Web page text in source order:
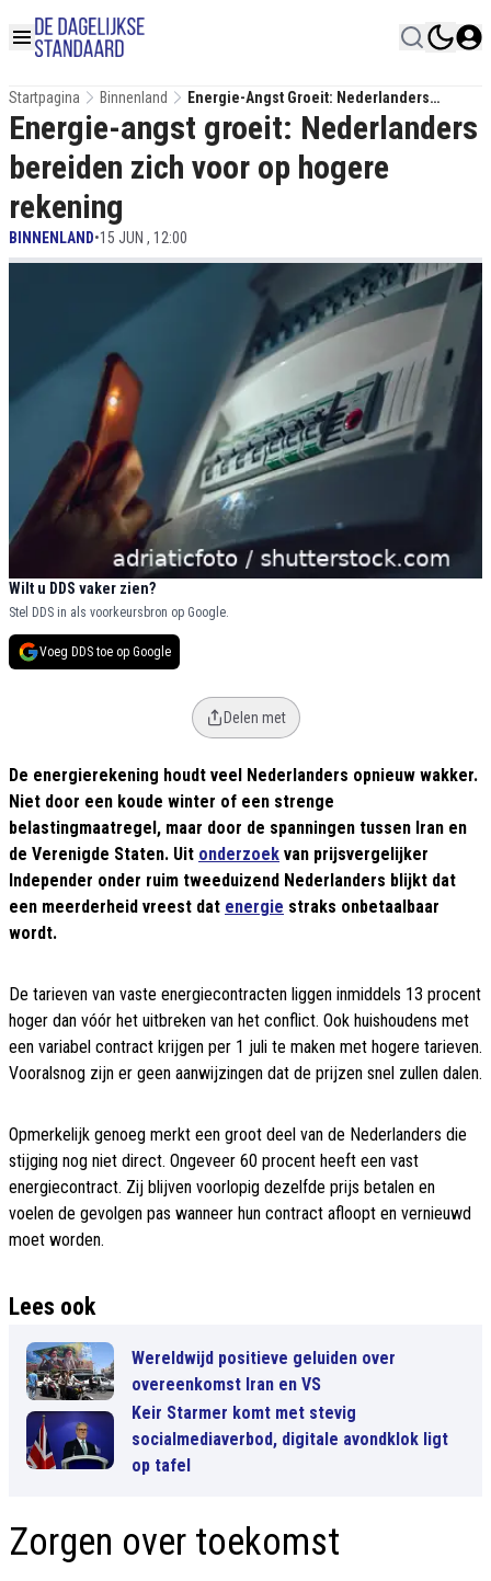
Startpagina Binnenland
Energie-Angst Groeit: Nederlanders
Bereiden Zich Voor Op Hogere Rekening
Energie-angst groeit: Nederlanders
bereiden zich voor op hogere
rekening
BINNENLAND•15 JUN , 12:00
Wilt u DDS vaker zien?
Stel DDS in als voorkeursbron op Google.
Voeg DDS toe op Google
Delen met
De energierekening houdt veel Nederlanders opnieuw wakker.
Niet door een koude winter of een strenge
belastingmaatregel, maar door de spanningen tussen Iran en
de Verenigde Staten. Uit onderzoek van prijsvergelijker
Independer onder ruim tweeduizend Nederlanders blijkt dat
een meerderheid vreest dat energie straks onbetaalbaar
wordt.
De tarieven van vaste energiecontracten liggen inmiddels 13 procent
hoger dan vóór het uitbreken van het conflict. Ook huishoudens met
een variabel contract krijgen per 1 juli te maken met hogere tarieven.
Vooralsnog zijn er geen aanwijzingen dat de prijzen snel zullen dalen.
Opmerkelijk genoeg merkt een groot deel van de Nederlanders die
stijging nog niet direct. Ongeveer 60 procent heeft een vast
energiecontract. Zij blijven voorlopig dezelfde prijs betalen en
voelen de gevolgen pas wanneer hun contract afloopt en vernieuwd
moet worden.
Lees ook
Wereldwijd positieve geluiden over
overeenkomst Iran en VS
Keir Starmer komt met stevig
socialmediaverbod, digitale avondklok ligt
op tafel
Zorgen over toekomst